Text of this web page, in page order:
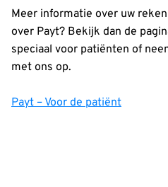
Meer informatie over uw
over Payt? Bekijk dan de
speciaal voor patiënten of
met ons op.
Payt – Voor de patiënt